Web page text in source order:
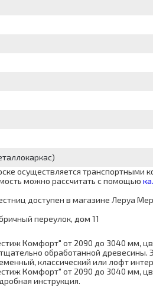
осуществляется транспортными
можно рассчитать с помощью
доступен в магазине Леруа
переулок, дом 11
Комфорт" от 2090 до 3040 мм,
обработанной
классический или лофт
Комфорт" от 2090 до 3040 мм,
инструкция.